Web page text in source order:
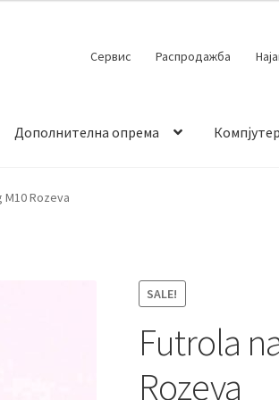
Сервис Распродажба
Дополнителна опрема
Rozeva
SALE!
Futrola
Rozeva